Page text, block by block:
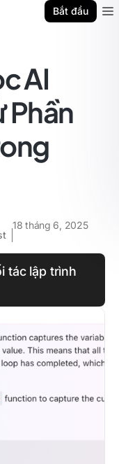
Bắt đầu
AI
Phần
18 tháng 6, 2025
tác lập trình